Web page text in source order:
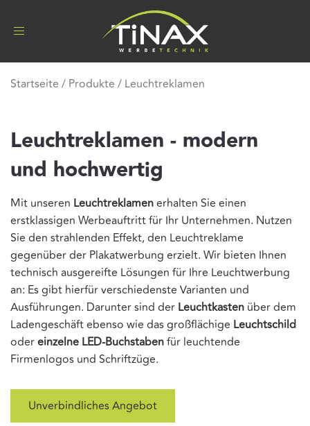
Toggle
Startseite / Produkte / Leuchtreklamen
Leuchtreklamen - modern
und hochwertig
Mit unseren Leuchtreklamenerhalten Sie einen
erstklassigen Werbeauftritt für Ihr Unternehmen. Nutzen
Sie den strahlenden Effekt, den Leuchtreklame
gegenüber der Plakatwerbung erzielt. Wir bieten Ihnen
technisch ausgereifte Lösungen für Ihre Leuchtwerbung
an: Es gibt hierfür verschiedenste Varianten und
Ausführungen. Darunter sind der Leuchtkasten über dem
Ladengeschäft ebenso wie das großflächige Leuchtschild
odereinzelne LED-Buchstabenfür leuchtende
Firmenlogos und Schriftzüge.
Unverbindliches Angebot